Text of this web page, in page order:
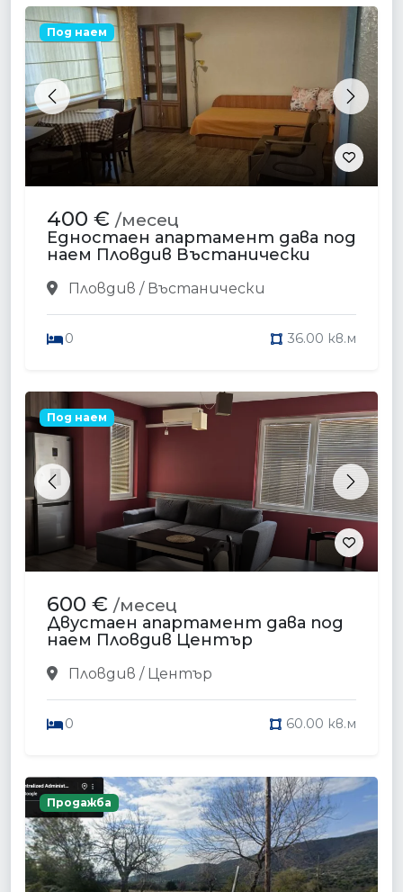
Previous Next
Под наем
400 € /месец
Едностаен апартамент дава под
наем Пловдив Въстанически
Пловдив / Въстанически
0 36.00 кв.м
Previous Next
Под наем
600 € /месец
Двустаен апартамент дава под
наем Пловдив Център
Пловдив / Център
0 60.00 кв.м
Продажба